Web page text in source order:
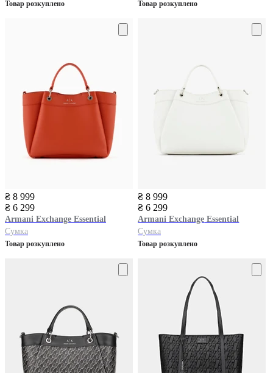
Товар розкуплено Товар розкуплено
₴ 8 999
₴ 6 299
Armani Exchange Essential
Сумка
Товар розкуплено
₴ 8 999
₴ 6 299
Armani Exchange Essential
Сумка
Товар розкуплено